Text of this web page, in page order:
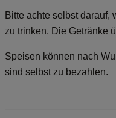
Bitte achte selbst darauf,
zu trinken. Die Getränke
Speisen können nach
sind selbst zu bezahlen.